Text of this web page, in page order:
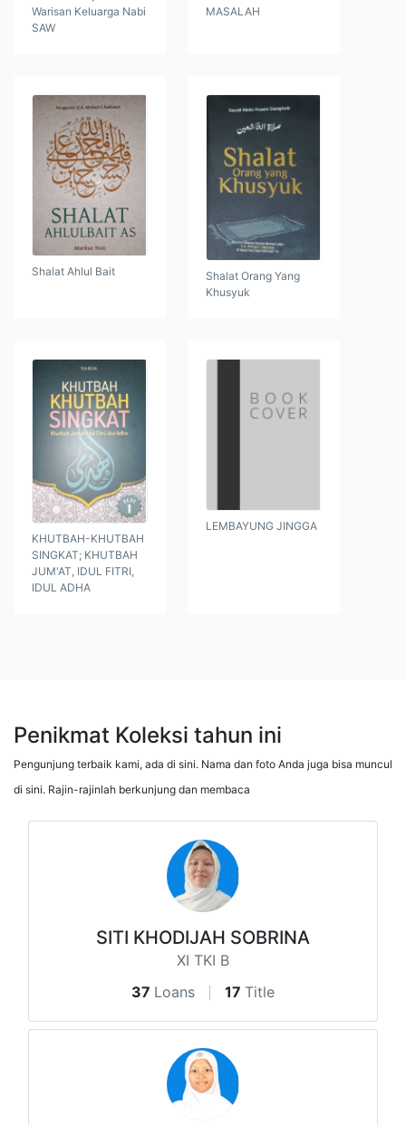
Warisan Keluarga Nabi
SAW
MASALAH
Shalat Ahlul Bait
Shalat Orang Yang
Khusyuk
KHUTBAH-KHUTBAH
SINGKAT; KHUTBAH
JUM'AT, IDUL FITRI,
IDUL ADHA
LEMBAYUNG JINGGA
Penikmat Koleksi tahun ini
Pengunjung terbaik kami, ada di sini. Nama dan foto Anda juga bisa muncul
di sini. Rajin-rajinlah berkunjung dan membaca
SITI KHODIJAH SOBRINA
XI TKI B
37 Loans 17 Title